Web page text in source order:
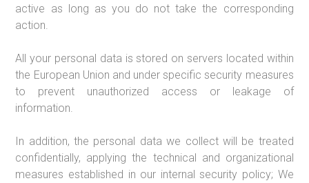
active as long as you do not take the corresponding
action.
All your personal data is stored on servers located within
the European Union and under specific security measures
to prevent unauthorized access or leakage of
information.
In addition, the personal data we collect will be treated
confidentially, applying the technical and organizational
measures established in our internal security policy; We